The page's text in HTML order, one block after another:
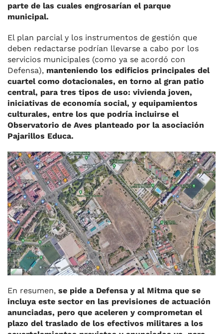
parte de las cuales engrosarían el parque
municipal.
El plan parcial y los instrumentos de gestión que
deben redactarse podrían llevarse a cabo por los
servicios municipales (como ya se acordó con
Defensa), manteniendo los edificios principales del
cuartel como dotacionales, en torno al gran patio
central, para tres tipos de uso: vivienda joven,
iniciativas de economía social, y equipamientos
culturales, entre los que podría incluirse el
Observatorio de Aves planteado por la asociación
Pajarillos Educa.
En resumen, se pide a Defensa y al Mitma que se
incluya este sector en las previsiones de actuación
anunciadas, pero que aceleren y comprometan el
plazo del traslado de los efectivos militares a los